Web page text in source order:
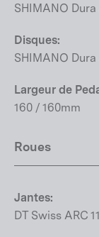
SHIMANO
Disques:
SHIMANO
Largeur de
160 / 160mm
Roues
Jantes:
DT Swiss ARC